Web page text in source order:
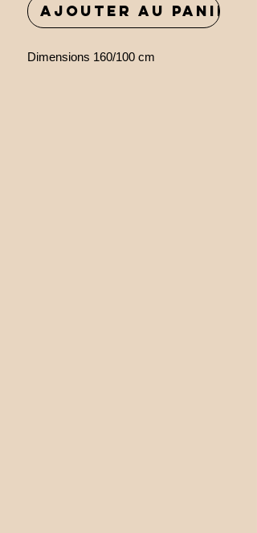
Ajouter au panier
Dimensions 160/100 cm